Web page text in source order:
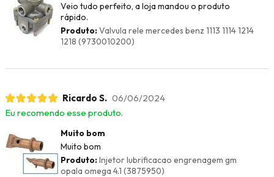
Veio tudo perfeito, a loja mandou o produto
rápido.
Produto:Valvula rele mercedes benz 1113 1114 1214
1218 (9730010200)
Ricardo S. 06/06/2024
Eu recomendo esse produto.
Muito bom
Muito bom
Produto:Injetor lubrificacao engrenagem gm
opala omega 4.1 (3875950)